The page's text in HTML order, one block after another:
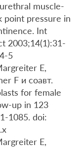
muscle-
point pressure in
Int
2003;14(1):31-
5
E,
F и соавт.
for female
up in 123
1085. doi:
E,